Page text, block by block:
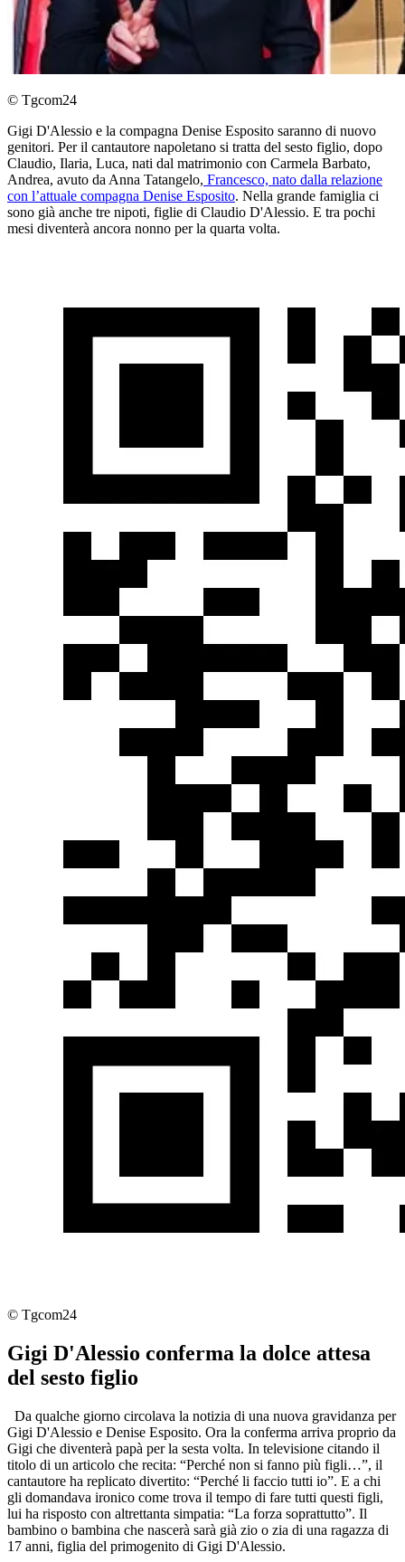
© Tgcom24
Gigi D'Alessio e la compagna Denise Esposito saranno di nuovo
genitori. Per il cantautore napoletano si tratta del sesto figlio, dopo
Claudio, Ilaria, Luca, nati dal matrimonio con Carmela Barbato,
Andrea, avuto da Anna Tatangelo, Francesco, nato dalla relazione
con l’attuale compagna Denise Esposito. Nella grande famiglia ci
sono già anche tre nipoti, figlie di Claudio D'Alessio. E tra pochi
mesi diventerà ancora nonno per la quarta volta.
© Tgcom24
Gigi D'Alessio conferma la dolce attesa
del sesto figlio
Da qualche giorno circolava la notizia di una nuova gravidanza per
Gigi D'Alessio e Denise Esposito. Ora la conferma arriva proprio da
Gigi che diventerà papà per la sesta volta. In televisione citando il
titolo di un articolo che recita: “Perché non si fanno più figli…”, il
cantautore ha replicato divertito: “Perché li faccio tutti io”. E a chi
gli domandava ironico come trova il tempo di fare tutti questi figli,
lui ha risposto con altrettanta simpatia: “La forza soprattutto”. Il
bambino o bambina che nascerà sarà già zio o zia di una ragazza di
17 anni, figlia del primogenito di Gigi D'Alessio.